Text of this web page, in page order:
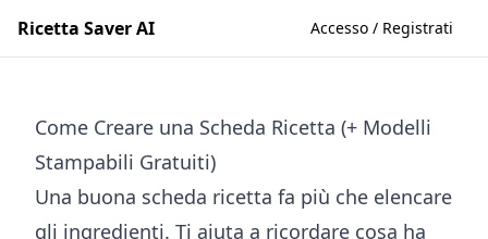
Ricetta Saver AI Accesso / Registrati
Come Creare una Scheda Ricetta (+ Modelli
Stampabili Gratuiti)
Una buona scheda ricetta fa più che elencare
gli ingredienti. Ti aiuta a ricordare cosa ha